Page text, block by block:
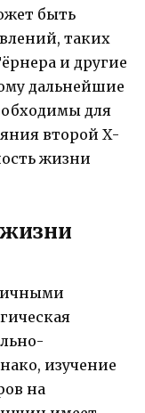
быть
таких
и другие
дальнейшие
для
второй Х-
жизни
изучение
на